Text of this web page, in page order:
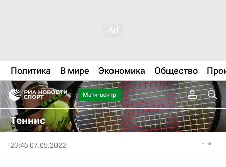
Политика В мире Экономика Общество
Матч-центр
Теннис
23:46 07.05.2022